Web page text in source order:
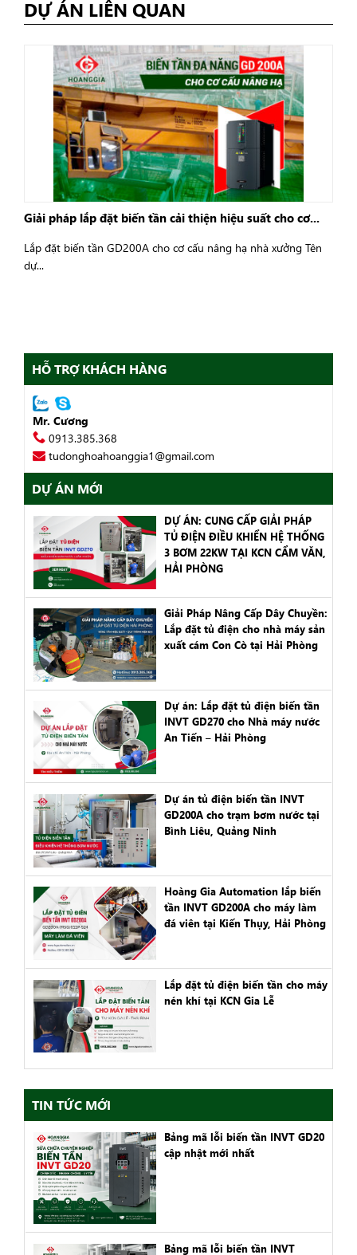
DỰ ÁN LIÊN QUAN
Giải pháp lắp đặt biến tần cải thiện hiệu suất cho cơ...
Lắp đặt biến tần GD200A cho cơ cấu nâng hạ nhà xưởng Tên
dự...
HỖ TRỢ KHÁCH HÀNG
Mr. Cương
0913.385.368
tudonghoahoanggia1@gmail.com
DỰ ÁN MỚI
DỰ ÁN: CUNG CẤP GIẢI PHÁP
TỦ ĐIỆN ĐIỀU KHIỂN HỆ THỐNG
3 BƠM 22KW TẠI KCN CẨM VĂN,
HẢI PHÒNG
Giải Pháp Nâng Cấp Dây Chuyền:
Lắp đặt tủ điện cho nhà máy sản
xuất cám Con Cò tại Hải Phòng
Dự án: Lắp đặt tủ điện biến tần
INVT GD270 cho Nhà máy nước
An Tiến – Hải Phòng
Dự án tủ điện biến tần INVT
GD200A cho trạm bơm nước tại
Bình Liêu, Quảng Ninh
Hoàng Gia Automation lắp biến
tần INVT GD200A cho máy làm
đá viên tại Kiến Thụy, Hải Phòng
Lắp đặt tủ điện biến tần cho máy
nén khí tại KCN Gia Lễ
TIN TỨC MỚI
Bảng mã lỗi biến tần INVT GD20
cập nhật mới nhất
Bảng mã lỗi biến tần INVT